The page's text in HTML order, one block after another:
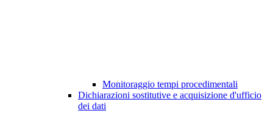
Monitoraggio tempi procedimentali
Dichiarazioni sostitutive e acquisizione d'ufficio
dei dati